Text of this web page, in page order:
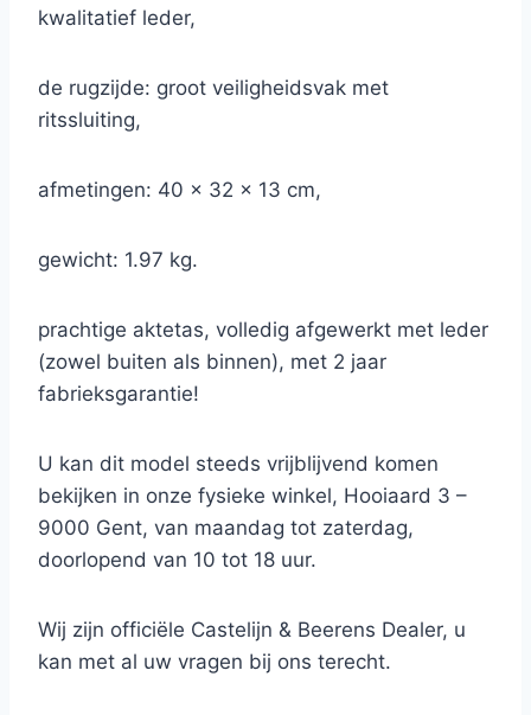
kwalitatief leder,
de rugzijde: groot veiligheidsvak met
ritssluiting,
afmetingen: 40 x 32 x 13 cm,
gewicht: 1.97 kg.
prachtige aktetas, volledig afgewerkt met leder
(zowel buiten als binnen), met 2 jaar
fabrieksgarantie!
U kan dit model steeds vrijblijvend komen
bekijken in onze fysieke winkel, Hooiaard 3 –
9000 Gent, van maandag tot zaterdag,
doorlopend van 10 tot 18 uur.
Wij zijn officiële Castelijn & Beerens Dealer, u
kan met al uw vragen bij ons terecht.